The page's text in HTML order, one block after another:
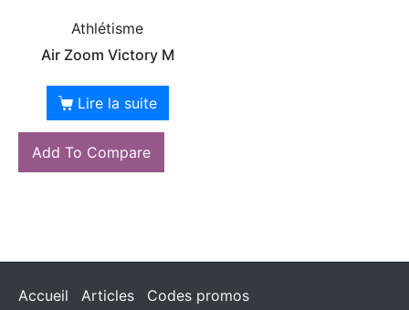
Athlétisme
Air Zoom Victory M
Lire la suite
Add To Compare
Accueil Articles
Codes promos